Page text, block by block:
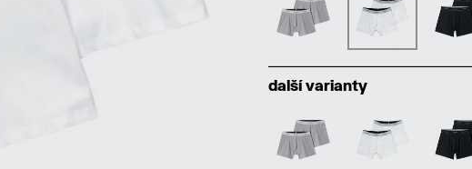
další varianty